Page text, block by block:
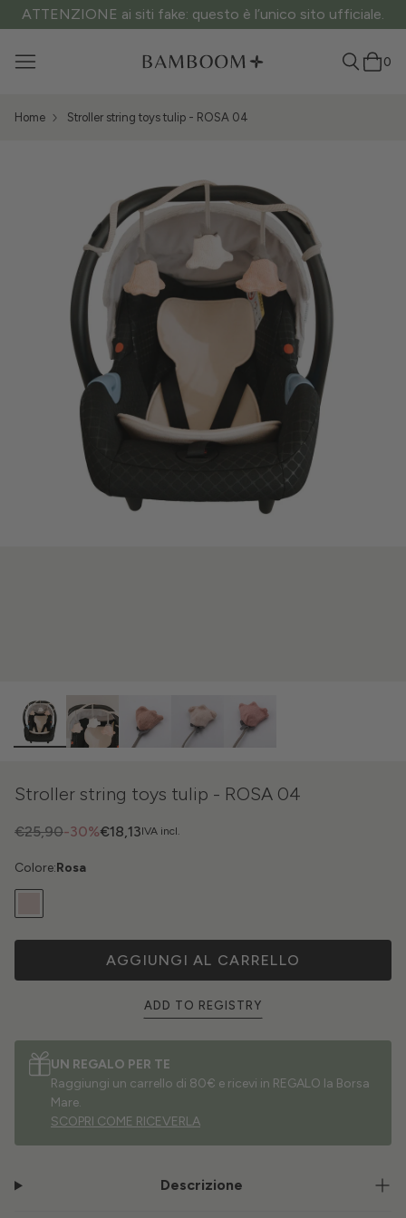
ATTENZIONE ai siti fake: questo è l’unico sito ufficiale.
0
Home Stroller string toys tulip - ROSA 04
Stroller string toys tulip - ROSA 04
IVA incl.
-30%
€25,90 €18,13
Colore:Rosa
AGGIUNGI AL CARRELLO
ADD TO REGISTRY
UN REGALO PER TE
Raggiungi un carrello di 80€ e ricevi in REGALO la Borsa
Mare.
SCOPRI COME RICEVERLA
Descrizione